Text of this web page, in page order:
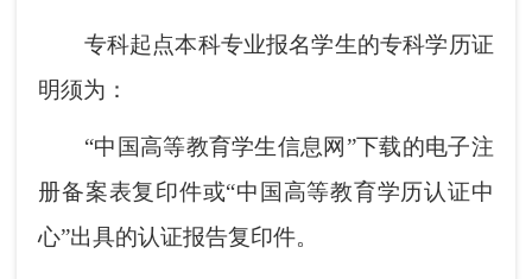
专科起点本科专业报名学生的专科学历证
明须为：
“中国高等教育学生信息网”下载的电子注
册备案表复印件或“中国高等教育学历认证中
心”出具的认证报告复印件。